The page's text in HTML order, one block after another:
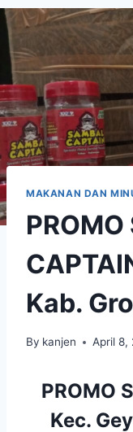
MAKANAN DAN
Kab.
By kanjen April 8,
PROMO
Kec.